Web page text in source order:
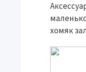
хомяк